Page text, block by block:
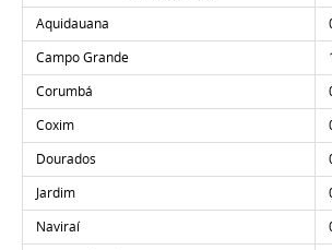
Aquidauana
Campo Grande
Corumbá
Coxim
Dourados
Jardim
Naviraí